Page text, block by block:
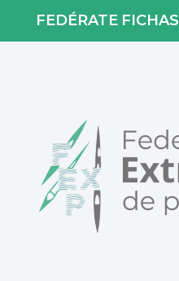
FEDÉRATE FICHAS